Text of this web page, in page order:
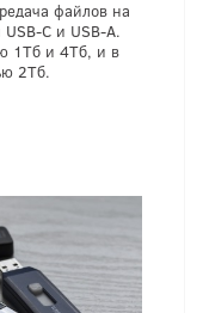
файлов на
C и USB-A.
1Tб и 4Tб, и в
2Tб.